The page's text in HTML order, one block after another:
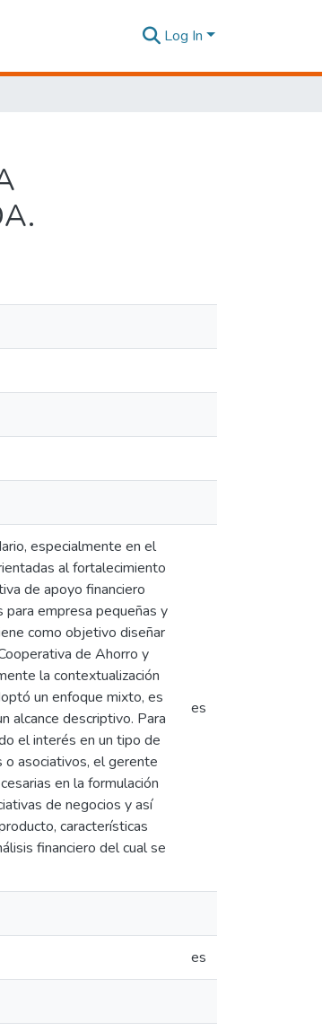
Log In
especialmente en el
al fortalecimiento
de apoyo financiero
empresa pequeñas y
como objetivo diseñar
de Ahorro y
la contextualización
un enfoque mixto, es
alcance descriptivo. Para
el interés en un tipo de
asociativos, el gerente
en la formulación
de negocios y así
características
financiero del cual se
es
es